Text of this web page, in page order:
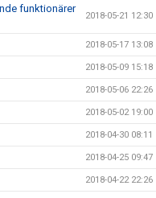
funktionärer
2018-05-21 12:30
2018-05-17 13:08
2018-05-09 15:18
2018-05-06 22:26
2018-05-02 19:00
2018-04-30 08:11
2018-04-25 09:47
2018-04-22 22:26